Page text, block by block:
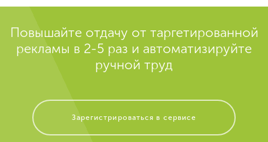
Повышайте отдачу от таргетированной
рекламы в 2-5 раз и автоматизируйте
ручной труд
Зарегистрироваться в сервисе